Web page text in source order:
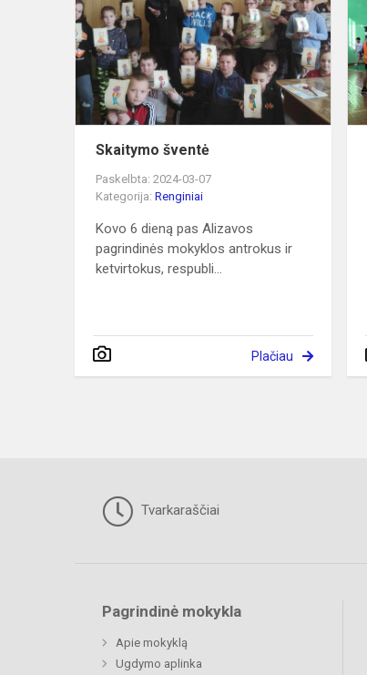
Skaitymo šventė
Paskelbta: 2024-03-07
Kategorija: Renginiai
Kovo 6 dieną pas Alizavos
pagrindinės mokyklos antrokus ir
ketvirtokus, respubli...
Plačiau
Tvarkaraščiai
Pagrindinė mokykla
Apie mokyklą
Ugdymo aplinka